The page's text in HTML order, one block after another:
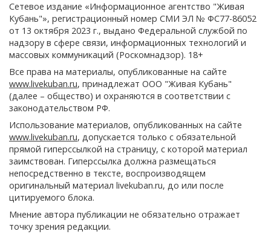
Сетевое издание «Информационное агентство "Живая
Кубань"», регистрационный номер СМИ ЭЛ № ФС77-86052
от 13 октября 2023 г., выдано Федеральной службой по
надзору в сфере связи, информационных технологий и
массовых коммуникаций (Роскомнадзор). 18+
Все права на материалы, опубликованные на сайте
www.livekuban.ru, принадлежат ООО "Живая Кубань"
(далее – общество) и охраняются в соответствии с
законодательством РФ.
Использование материалов, опубликованных на сайте
www.livekuban.ru, допускается только с обязательной
прямой гиперссылкой на страницу, с которой материал
заимствован. Гиперссылка должна размещаться
непосредственно в тексте, воспроизводящем
оригинальный материал livekuban.ru, до или после
цитируемого блока.
Мнение автора публикации не обязательно отражает
точку зрения редакции.